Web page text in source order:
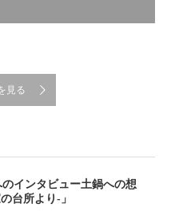
見る
インタビュー土鍋への想
台所より-」